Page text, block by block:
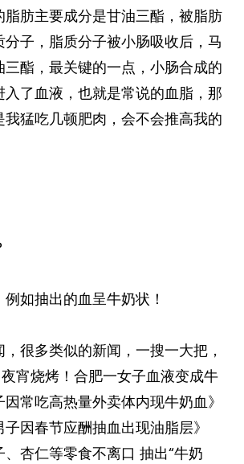
肪主要成分是甘油三酯，被脂肪
子，脂质分子被小肠吸收后，马
酯，最关键的一点，小肠合成的
了血液，也就是常说的血脂，那
我猛吃几顿肥肉，会不会推高我的
如抽出的血呈牛奶状！
很多类似的新闻，一搜一大把，
宵烧烤！合肥一女子血液变成牛
常吃高热量外卖体内现牛奶血》
子因春节应酬抽血出现油脂层》
、杏仁等零食不离口 抽出“牛奶